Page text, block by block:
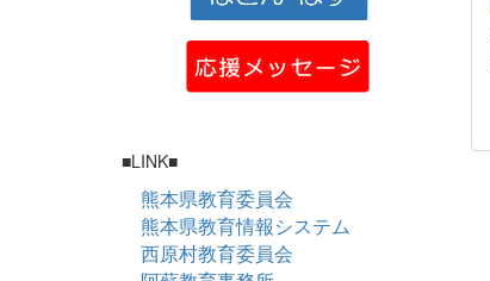
■LINK■
熊本県教育委員会
熊本県教育情報システム
西原村教育委員会